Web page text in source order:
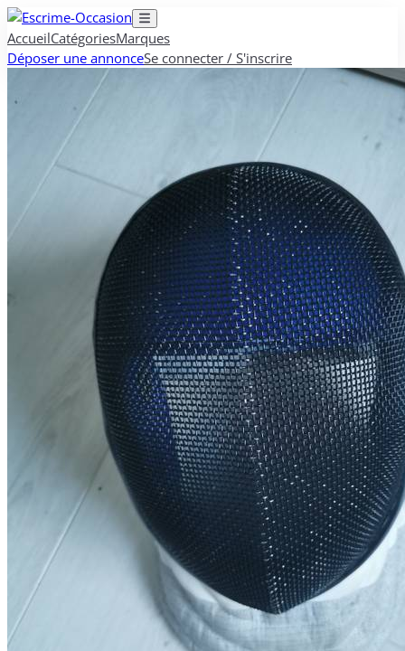
AccueilCatégoriesMarques
Déposer une annonceSe connecter / S'inscrire